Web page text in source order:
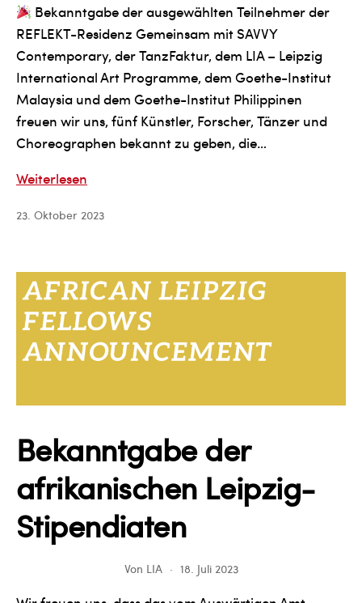
Bekanntgabe der ausgewählten Teilnehmer der
REFLEKT-Residenz Gemeinsam mit SAVVY
Contemporary, der TanzFaktur, dem LIA – Leipzig
International Art Programme, dem Goethe-Institut
Malaysia und dem Goethe-Institut Philippinen
freuen wir uns, fünf Künstler, Forscher, Tänzer und
Choreographen bekannt zu geben, die…
Weiterlesen
ausgewählten
REFLEKT-
Residenz
23. Oktober 2023
Bekanntgabe der
afrikanischen Leipzig-
Stipendiaten
Von LIA 18. Juli 2023